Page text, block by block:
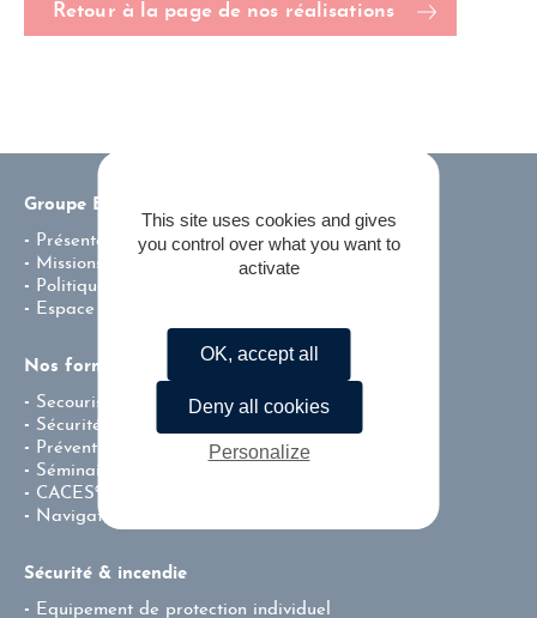
Retour à la page de nos réalisations
Groupe ENSI
Présentation
Missions & valeurs
Politique environnementale de l’entreprise
Espace carrière
Nos formations
Secourisme
Sécurité incendie
Prévention – Centre de Test CACES®
Séminaire team building
CACES®
Navigation fluviale professionnelle
Sécurité & incendie
Equipement de protection individuel
This site uses cookies and gives
you control over what you want to
activate
OK, accept all
Deny all cookies
Personalize